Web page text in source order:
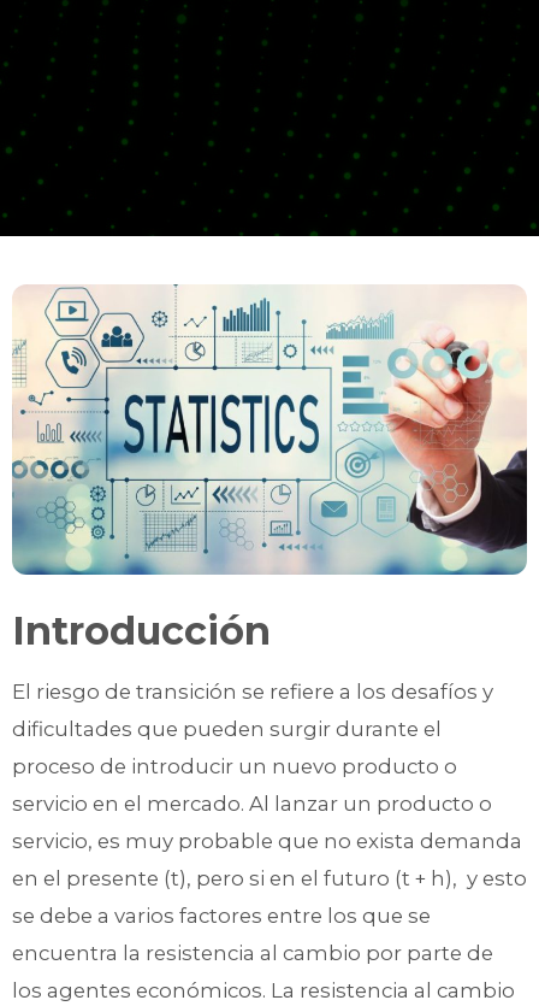
Introducción
El riesgo de transición se refiere a los desafíos y
dificultades que pueden surgir durante el
proceso de introducir un nuevo producto o
servicio en el mercado. Al lanzar un producto o
servicio, es muy probable que no exista demanda
en el presente (t), pero si en el futuro (t + h), y esto
se debe a varios factores entre los que se
encuentra la resistencia al cambio por parte de
los agentes económicos. La resistencia al cambio